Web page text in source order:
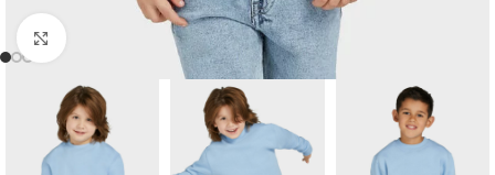
Kliknij, aby powiększyć